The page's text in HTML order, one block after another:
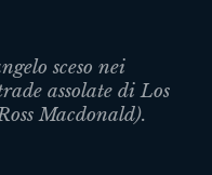
sceso nei
assolate di Los
Macdonald).